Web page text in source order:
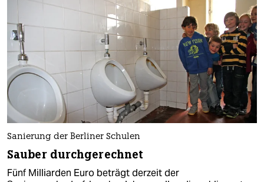
Sanierung der Berliner Schulen
Sauber durchgerechnet
Fünf Milliarden Euro beträgt derzeit der